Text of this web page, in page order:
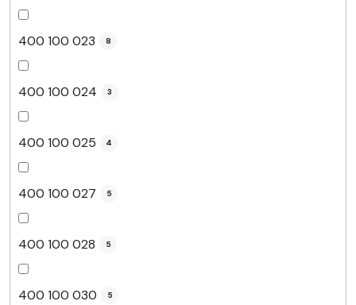
400 100 023 8
400 100 024 3
400 100 025 4
400 100 027 5
400 100 028 5
400 100 030 5